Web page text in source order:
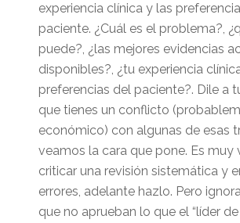
experiencia clínica y las
paciente. ¿Cuál es el problema?,
puede?, ¿las mejores evidencias
disponibles?, ¿tu experiencia
preferencias del paciente?. Dile a
que tienes un conflicto
económico) con algunas de esas
veamos la cara que pone. Es muy
criticar una revisión sistemática y
errores, adelante hazlo. Pero
que no aprueban lo que el “líder